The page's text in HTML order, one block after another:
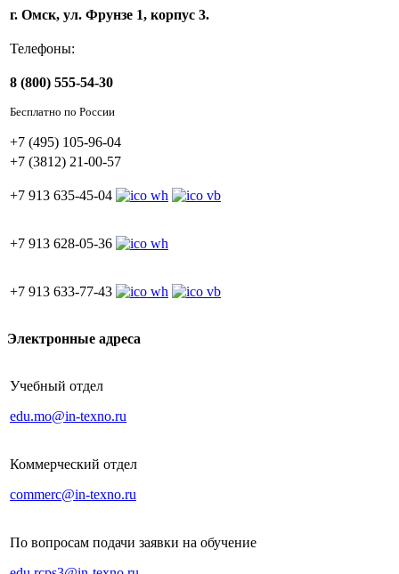
г. Омск, ул. Фрунзе 1, корпус 3.
Телефоны:
8 (800) 555-54-30
Бесплатно по России
+7 (495) 105-96-04
+7 (3812) 21-00-57
+7 913 635-45-04
+7 913 628-05-36
+7 913 633-77-43
Электронные адреса
Учебный отдел
edu.mo@in-texno.ru
Коммерческий отдел
commerc@in-texno.ru
По вопросам подачи заявки на обучение